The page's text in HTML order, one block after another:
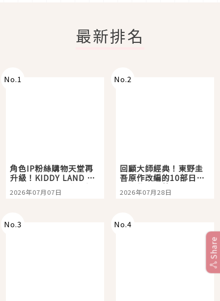
最新排名
No.1
角色IP粉絲購物天堂再
升級！KIDDY LAND 原
宿店吉伊卡哇迎客，新
開幕 OMOKADO 店3分
2026年07月07日
No.2
回顧大師經典！東野圭
吾原作改編的10部日本
影視作品推薦
2026年07月28日
No.3 No.4
Share